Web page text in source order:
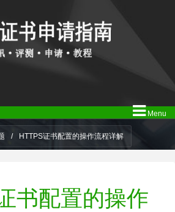
Menu
/ HTTPS证书配置的操作流程详解
书配置的操作